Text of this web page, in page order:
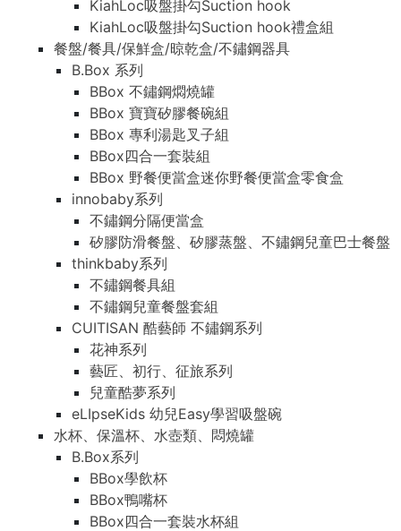
KiahLoc吸盤掛勾Suction hook
KiahLoc吸盤掛勾Suction hook禮盒組
餐盤/餐具/保鮮盒/晾乾盒/不鏽鋼器具
B.Box 系列
BBox 不鏽鋼燜燒罐
BBox 寶寶矽膠餐碗組
BBox 專利湯匙叉子組
BBox四合一套裝組
BBox 野餐便當盒迷你野餐便當盒零食盒
innobaby系列
不鏽鋼分隔便當盒
矽膠防滑餐盤、矽膠蒸盤、不鏽鋼兒童巴士餐盤
thinkbaby系列
不鏽鋼餐具組
不鏽鋼兒童餐盤套組
CUITISAN 酷藝師 不鏽鋼系列
花神系列
藝匠、初行、征旅系列
兒童酷夢系列
eLIpseKids 幼兒Easy學習吸盤碗
水杯、保溫杯、水壺類、悶燒罐
B.Box系列
BBox學飲杯
BBox鴨嘴杯
BBox四合一套裝水杯組